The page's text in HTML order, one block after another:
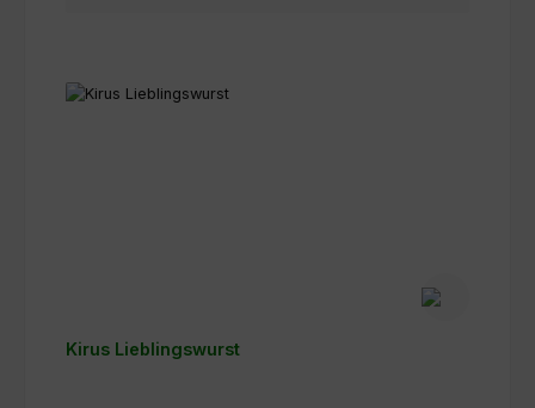
Kirus Lieblingswurst